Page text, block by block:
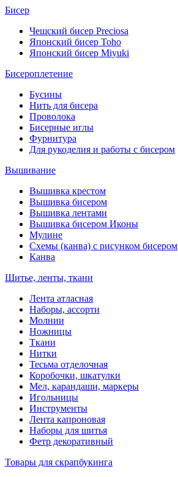
Бисер
Чешский бисер Preciosa
Японский бисер Toho
Японский бисер Miyuki
Бисероплетение
Бусины
Нить для бисера
Проволока
Бисерные иглы
Фурнитура
Для рукоделия и работы с бисером
Вышивание
Вышивка крестом
Вышивка бисером
Вышивка лентами
Вышивка бисером Иконы
Мулине
Схемы (канва) с рисунком бисером
Канва
Шитье, ленты, ткани
Лента атласная
Наборы, ассорти
Молнии
Ножницы
Ткани
Нитки
Тесьма отделочная
Коробочки, шкатулки
Мел, карандаши, маркеры
Игольницы
Инструменты
Лента капроновая
Наборы для шитья
Фетр декоративный
Товары для скрапбукинга